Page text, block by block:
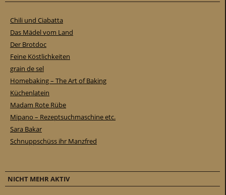
Chili und Ciabatta
Das Mädel vom Land
Der Brotdoc
Feine Köstlichkeiten
grain de sel
Homebaking – The Art of Baking
Küchenlatein
Madam Rote Rübe
Mipano – Rezeptsuchmaschine etc.
Sara Bakar
Schnuppschüss ihr Manzfred
NICHT MEHR AKTIV